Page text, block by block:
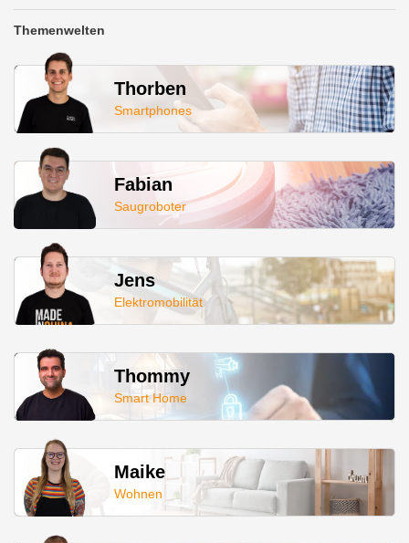
Themenwelten
Thorben
Smartphones
Fabian
Saugroboter
Jens
Elektromobilität
Thommy
Smart Home
Maike
Wohnen